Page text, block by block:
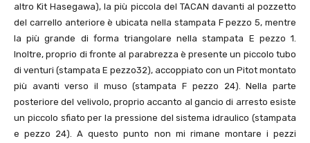
altro Kit Hasegawa), la più piccola del TACAN davanti al pozzetto
del carrello anteriore è ubicata nella stampata F pezzo5, mentre
la più grande di forma triangolare nella stampata E pezzo 1
Inoltre, proprio di fronte al parabrezza è presente un piccolo tubo
di venturi (stampata E pezzo32), accoppiato con un Pitot montato
più avanti verso il muso (stampata F pezzo 24). Nella parte
posteriore del velivolo, proprio accanto al gancio di arresto esiste
un piccolo sfiato per la pressione del sistema idraulico (stampata
e pezzo 24). A questo punto non mi rimane montare i pezzi